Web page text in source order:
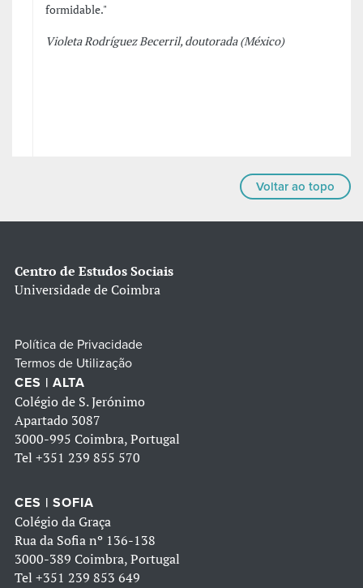
formidable."
Violeta Rodríguez Becerril, doutorada (México)
Voltar ao topo
Centro de Estudos Sociais
Universidade de Coimbra
Política de Privacidade
Termos de Utilização
CES | ALTA
Colégio de S. Jerónimo
Apartado 3087
3000-995 Coimbra, Portugal
Tel +351 239 855 570
CES | SOFIA
Colégio da Graça
Rua da Sofia nº 136-138
3000-389 Coimbra, Portugal
Tel +351 239 853 649